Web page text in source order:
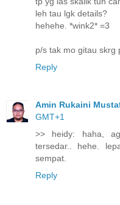
leh tau lgk details?
hehehe. *wink2* =3
p/s tak mo gitau skrg
Reply
Amin Rukaini
GMT+1
>> heidy: haha,
tersedar.. hehe.
sempat.
Reply